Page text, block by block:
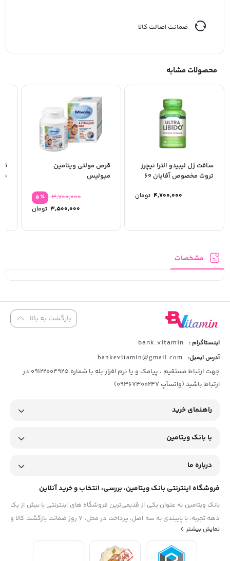
ضمانت اصالت کالا
محصولات مشابه
سافت ژل لیبیدو الترا نیچرز
تروث مخصوص آقایان 60
4,700,000 تومان
قرص مولتی ویتامین
میولیس
٪5 3,700,000
بود.
3,500,000 تومان
فعلی:
3,500,000
مشخصات
بازگشت به بالا
اینستاگرام : bank.vitamin
آدرس ایمیل: bankevitamin@gmail.com
جهت ارتباط مستقیم ، پیامک و یا نرم افزار بله با شماره 09122004925 در
ارتباط باشید (واتسآپ 09367300247)
راهنمای خرید
با بانک ویتامین
درباره ما
فروشگاه اینترنتی بانک ویتامین، بررسی، انتخاب و خرید آنلاین
بانک ویتامین به عنوان یکی از قدیمی‌ترین فروشگاه های اینترنتی با بیش از یک
دهه تجربه، با پایبندی به سه اصل، پرداخت در محل، ۷ روز ضمانت بازگشت کالا و
تضمین اصل‌بودن کالا موفق شده تا همگام با فروشگاه‌های معتبر جهان، به
بزرگ‌ترین فروشگاه اینترنتی ایران تبدیل شود. به محض ورود به سایت
دیجی‌کالا با دنیایی از کالا رو به رو می‌شوید! هر آنچه که نیاز دارید و به ذهن
نمایش بیشتر